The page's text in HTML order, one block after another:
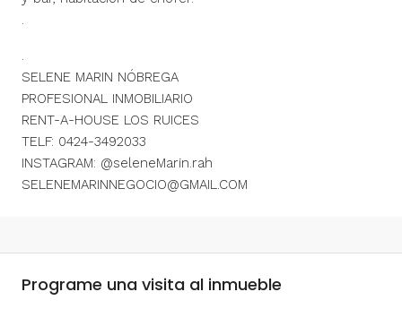
.
.
SELENE MARIN NÓBREGA
PROFESIONAL INMOBILIARIO
RENT-A-HOUSE LOS RUICES
TELF: 0424-3492033
INSTAGRAM: @seleneMarin.rah
SELENEMARINNEGOCIO@GMAIL.COM
Programe una visita al inmueble